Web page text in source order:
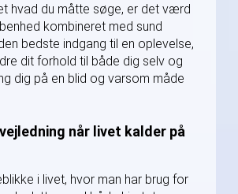
hvad du måtte søge, er det værd
kombineret med sund
bedste indgang til en oplevelse,
dit forhold til både dig selv og
dig på en blid og varsom måde
når livet kalder på
i livet, hvor man har brug for